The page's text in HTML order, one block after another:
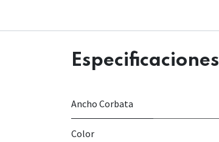
Especificaciones
Ancho Corbata
Color